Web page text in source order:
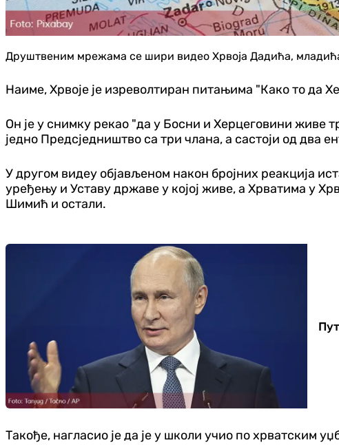
Друштвеним мрежама се шири видео Хрвоја Дадића,
Наиме, Хрвоје је изреволтиран питањима "Како то да
Он је у снимку рекао "да у Босни и Херцеговини живе
једно Предсједништво са три члана, а састоји од два
У другом видеу објављеном након бројних реакција
уређењу и Уставу државе у којој живе, а Хрватима у
Шимић и остали.
Такође, нагласио је да је у школи учио по хрватским